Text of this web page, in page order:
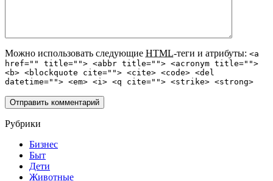
Можно использовать следующие HTML-теги и атрибуты: <a
href="" title=""> <abbr title=""> <acronym title="">
<b> <blockquote cite=""> <cite> <code> <del
datetime=""> <em> <i> <q cite=""> <strike> <strong>
Рубрики
Бизнес
Быт
Дети
Животные